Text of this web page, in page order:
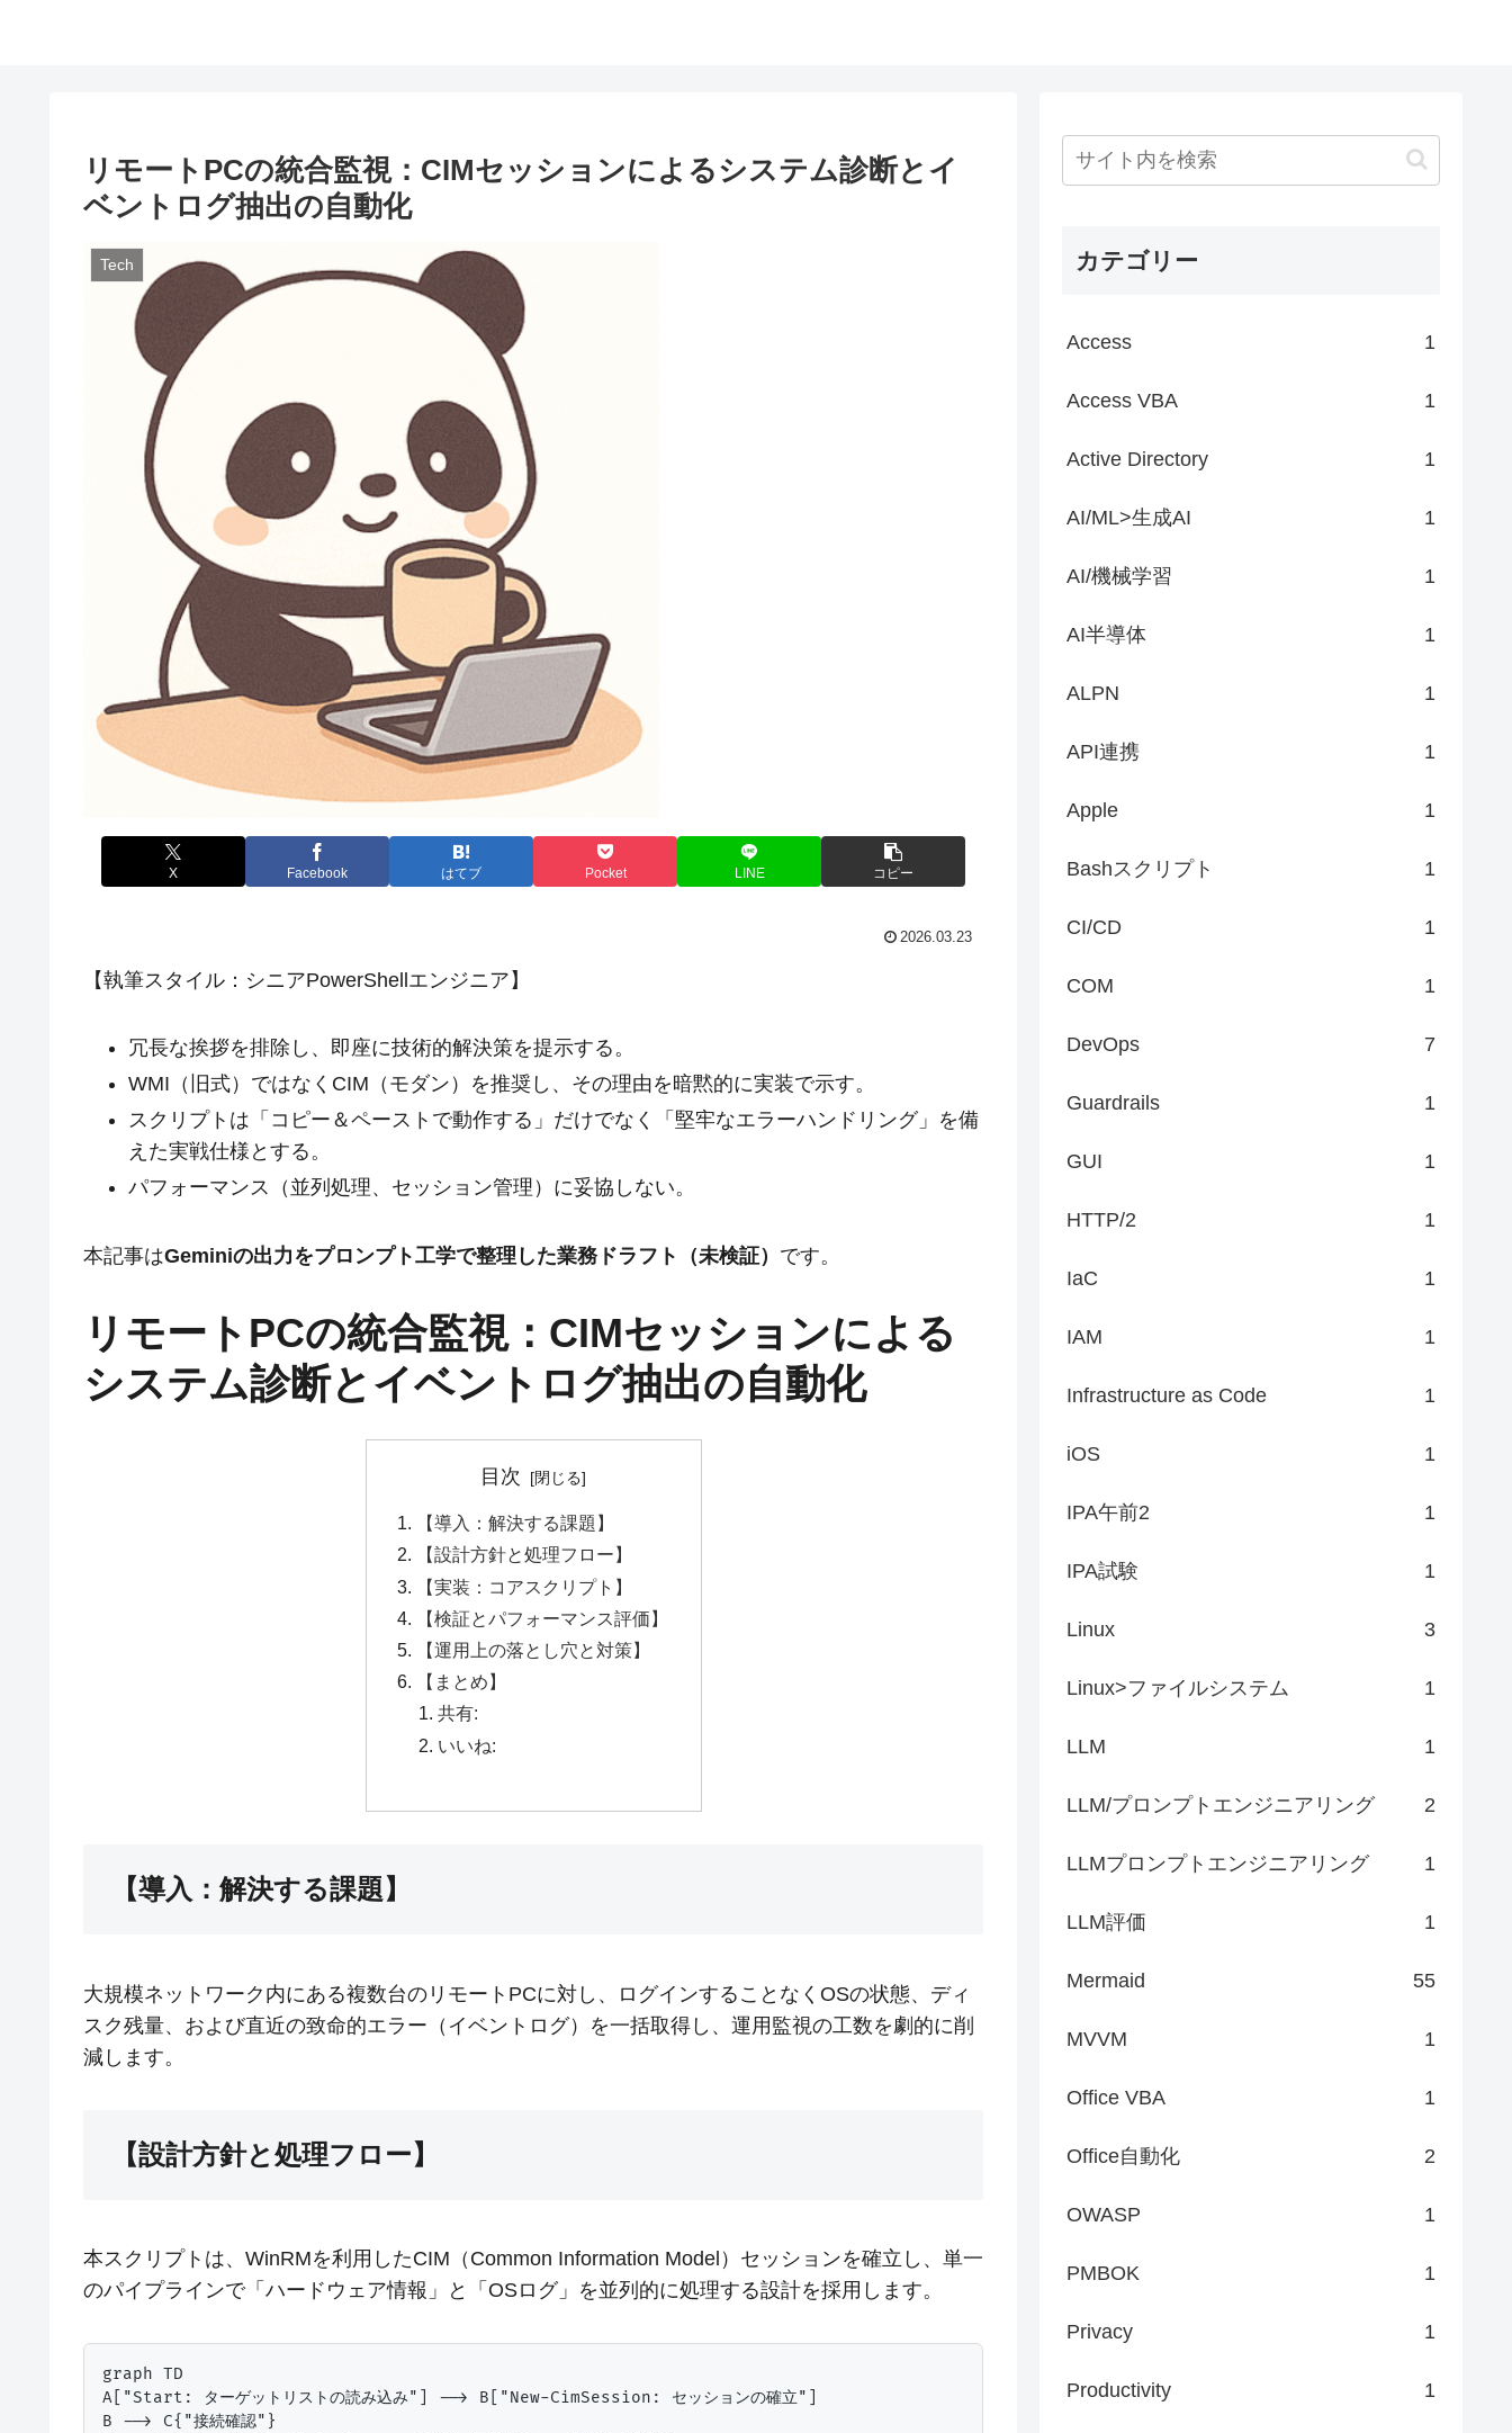
リモートPCの統合監視：CIMセッションによるシステム診断とイ
ベントログ抽出の自動化
Tech
X Facebook はてブ Pocket LINE コピー
2026.03.23
【執筆スタイル：シニアPowerShellエンジニア】
冗長な挨拶を排除し、即座に技術的解決策を提示する。
WMI（旧式）ではなくCIM（モダン）を推奨し、その理由を暗黙的に実装で示す。
スクリプトは「コピー＆ペーストで動作する」だけでなく「堅牢なエラーハンドリング」を備
えた実戦仕様とする。
パフォーマンス（並列処理、セッション管理）に妥協しない。
本記事はGeminiの出力をプロンプト工学で整理した業務ドラフト（未検証） です。
リモートPCの統合監視：CIMセッションによる
システム診断とイベントログ抽出の自動化
目次
【導入：解決する課題】
【設計方針と処理フロー】
【実装：コアスクリプト】
【検証とパフォーマンス評価】
【運用上の落とし穴と対策】
【まとめ】
共有:
いいね:
【導入：解決する課題】
大規模ネットワーク内にある複数台のリモートPCに対し、ログインすることなくOSの状態、ディ
スク残量、および直近の致命的エラー（イベントログ）を一括取得し、運用監視の工数を劇的に削
減します。
【設計方針と処理フロー】
本スクリプトは、WinRMを利用したCIM（Common Information Model）セッションを確立し、単一
のパイプラインで「ハードウェア情報」と「OSログ」を並列的に処理する設計を採用します。
graph TD
A["Start: ターゲットリストの読み込み"] --> B["New-CimSession: セッションの確立"]
B --> C{"接続確認"}
カテゴリー
Access 1
Access VBA 1
Active Directory 1
AI/ML>生成AI 1
AI/機械学習 1
AI半導体 1
ALPN 1
API連携 1
Apple 1
Bashスクリプト 1
CI/CD 1
COM 1
DevOps 7
Guardrails 1
GUI 1
HTTP/2 1
IaC 1
IAM 1
Infrastructure as Code 1
iOS 1
IPA午前2 1
IPA試験 1
Linux 3
Linux>ファイルシステム 1
LLM 1
LLM/プロンプトエンジニアリング 2
LLMプロンプトエンジニアリング 1
LLM評価 1
Mermaid 55
MVVM 1
Office VBA 1
Office自動化 2
OWASP 1
PMBOK 1
Privacy 1
Productivity 1